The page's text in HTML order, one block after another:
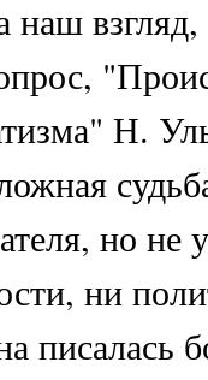
наш
Н.
но не
ни
писалась